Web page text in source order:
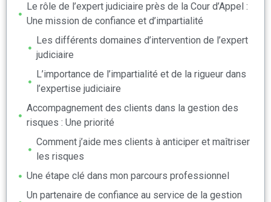
Le rôle de l’expert judiciaire près de la Cour d’Appel :
Une mission de confiance et d’impartialité
Les différents domaines d’intervention de l’expert
judiciaire
L’importance de l’impartialité et de la rigueur dans
l’expertise judiciaire
Accompagnement des clients dans la gestion des
risques : Une priorité
Comment j’aide mes clients à anticiper et maîtriser
les risques
Une étape clé dans mon parcours professionnel
Un partenaire de confiance au service de la gestion